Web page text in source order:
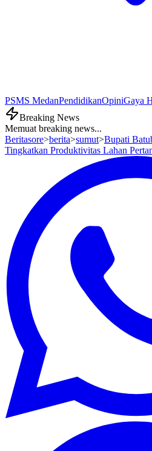
PSMS MedanPendidikanOpiniGaya
Breaking News
Memuat breaking news...
Beritasore>berita>sumut>Bupati
Tingkatkan Produktivitas Lahan